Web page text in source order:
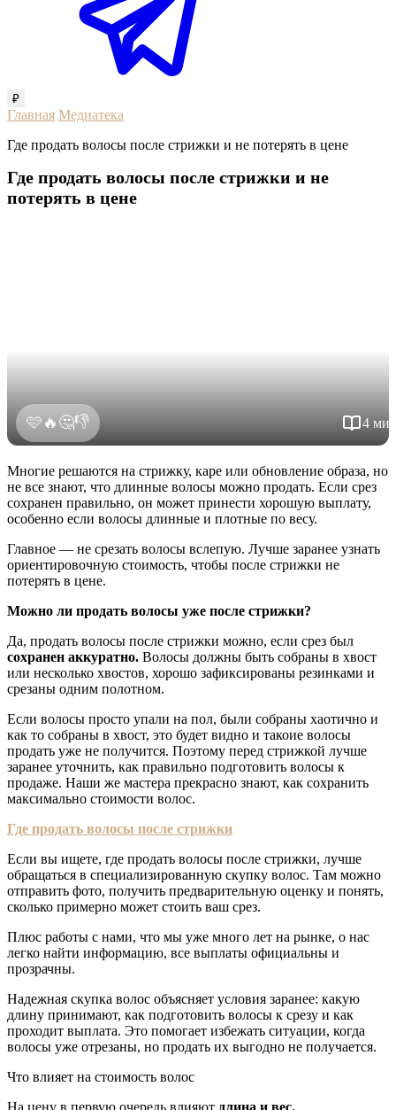
₽
Главная Медиатека
Где продать волосы после стрижки и не потерять в цене
Где продать волосы после стрижки и не
потерять в цене
🩷 🔥 🤔👎 4
Многие решаются на стрижку, каре или обновление образа, но
не все знают, что длинные волосы можно продать. Если срез
сохранен правильно, он может принести хорошую выплату,
особенно если волосы длинные и плотные по весу.
Главное — не срезать волосы вслепую. Лучше заранее узнать
ориентировочную стоимость, чтобы после стрижки не
потерять в цене.
Можно ли продать волосы уже после стрижки?
Да, продать волосы после стрижки можно, если срез был
сохранен аккуратно. Волосы должны быть собраны в хвост
или несколько хвостов, хорошо зафиксированы резинками и
срезаны одним полотном.
Если волосы просто упали на пол, были собраны хаотично и
как то собраны в хвост, это будет видно и такоие волосы
продать уже не получится. Поэтому перед стрижкой лучше
заранее уточнить, как правильно подготовить волосы к
продаже. Наши же мастера прекрасно знают, как сохранить
максимально стоимости волос.
Где продать волосы после стрижки
Если вы ищете, где продать волосы после стрижки, лучше
обращаться в специализированную скупку волос. Там можно
отправить фото, получить предварительную оценку и понять,
сколько примерно может стоить ваш срез.
Плюс работы с нами, что мы уже много лет на рынке, о нас
легко найти информацию, все выплаты официальны и
прозрачны.
Надежная скупка волос объясняет условия заранее: какую
длину принимают, как подготовить волосы к срезу и как
проходит выплата. Это помогает избежать ситуации, когда
волосы уже отрезаны, но продать их выгодно не получается.
Что влияет на стоимость волос
На цену в первую очередь влияют длина и вес.